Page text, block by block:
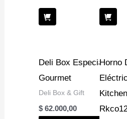
Deli Box Especial
Gourmet
Deli Box & Gift
$ 62.000,00
Horno